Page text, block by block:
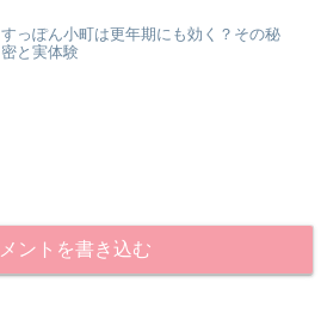
すっぽん小町は更年期にも効く？その秘
密と実体験
ントを書き込む